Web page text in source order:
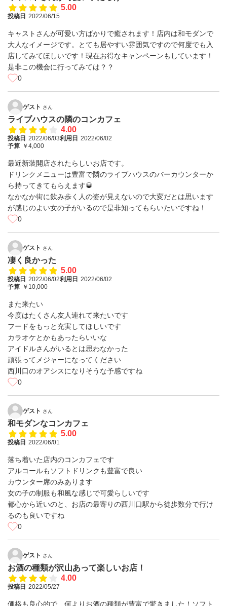
5.00
投稿日 2022/06/15
キャストさんが可愛い方ばかりで癒されます！店内は和モダンで
大人なイメージです。とても居やすい雰囲気ですので何度でも入
店してみてほしいです！現在お得なキャンペーンもしています！
是非この機会に行ってみては？？
0
ゲスト さん
ライブハウスの隣のコンカフェ
4.00
投稿日 2022/06/03利用日 2022/06/02
予算 ￥4,000
最近新装開店されたらしいお店です。
ドリンクメニューは豊富で隣のライブハウスのバーカウンターか
ら持ってきてもらえます🥃
なかなか街に飲み歩く人の姿が見えないので大変だとは思います
が感じのよい女の子がいるので是非知ってもらいたいですね！
0
ゲスト さん
凄く良かった
5.00
投稿日 2022/06/02利用日 2022/06/02
予算 ￥10,000
また来たい
今度はたくさん友人連れて来たいです
フードをもっと充実してほしいです
カラオケとかもあったらいいな
アイドルさんがいるとは思わなかった
頑張ってメジャーになってください
西川口のオアシスになりそうな予感ですね
0
ゲスト さん
和モダンなコンカフェ
5.00
投稿日 2022/06/01
落ち着いた店内のコンカフェです
アルコールもソフトドリンクも豊富で良い
カウンター席のみあります
女の子の制服も和風な感じで可愛らしいです
都心から近いのと、お店の最寄りの西川口駅から徒歩数分で行け
るのも良いですね
0
ゲスト さん
お酒の種類が沢山あって楽しいお店！
4.00
投稿日 2022/05/27
価格も良心的で、何よりお酒の種類が豊富で驚きました！ソフト